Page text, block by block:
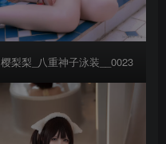
樱梨梨_八重神子泳装__0023